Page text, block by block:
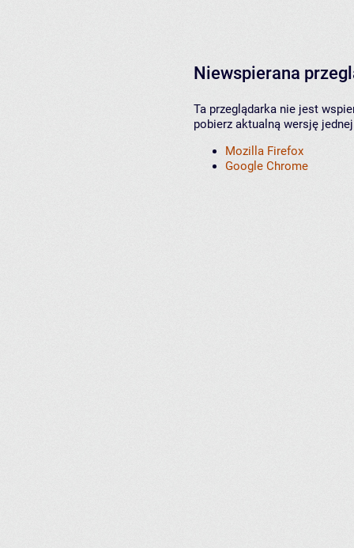
Niewspierana
Ta przeglądarka nie jest
pobierz aktualną wersję
Mozilla Firefox
Google Chrome